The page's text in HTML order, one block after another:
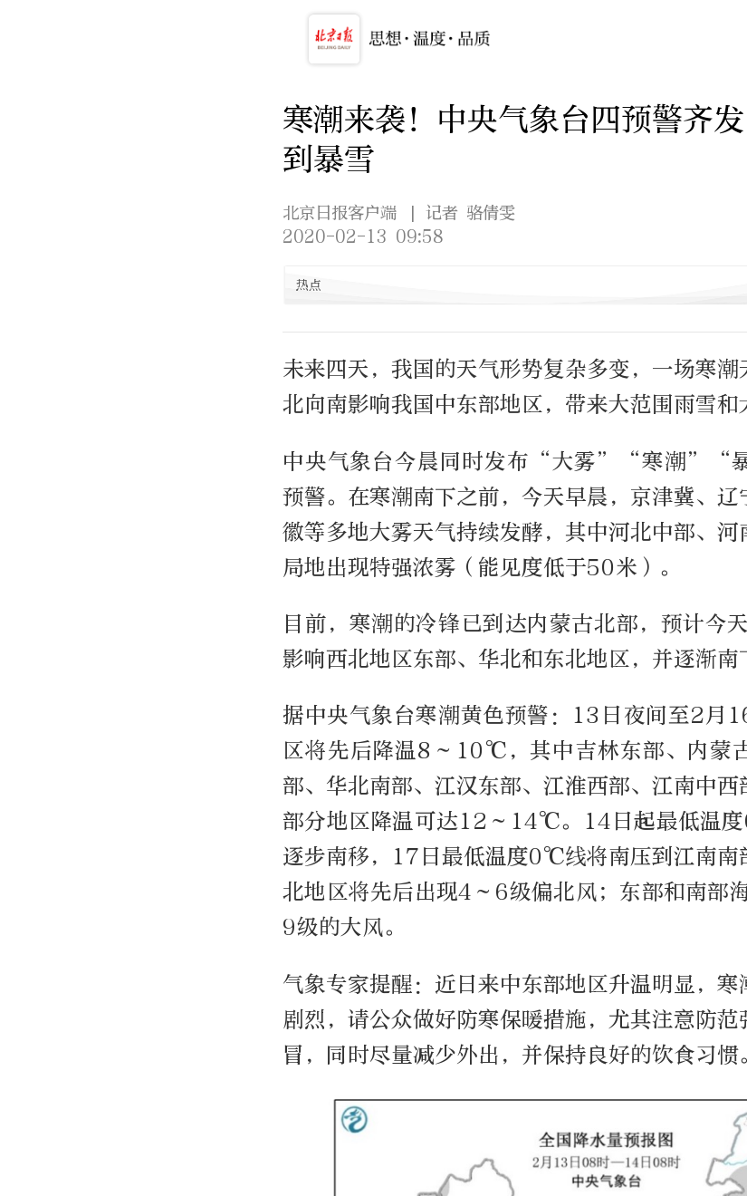
寒潮来袭！中央气象台四预警齐
到暴雪
北京日报客户端
| 记者 骆倩雯
2020-02-13 09:58
热点
未来四天，我国的天气形势复杂多变，一场寒潮
北向南影响我国中东部地区，带来大范围雨雪和
中央气象台今晨同时发布“大雾”“寒潮”“
预警。在寒潮南下之前，今天早晨，京津冀、
徽等多地大雾天气持续发酵，其中河北中部、河
局地出现特强浓雾（能见度低于50米）。
目前，寒潮的冷锋已到达内蒙古北部，预计今
影响西北地区东部、华北和东北地区，并逐渐南
据中央气象台寒潮黄色预警：13日夜间至2月
区将先后降温8～10℃，其中吉林东部、内蒙
部、华北南部、江汉东部、江淮西部、江南中
部分地区降温可达12～14℃。14日起最低温
逐步南移，17日最低温度0℃线将南压到江南南
北地区将先后出现4～6级偏北风；东部和南部
9级的大风。
气象专家提醒：近日来中东部地区升温明显，
剧烈，请公众做好防寒保暖措施，尤其注意防
冒，同时尽量减少外出，并保持良好的饮食习惯。